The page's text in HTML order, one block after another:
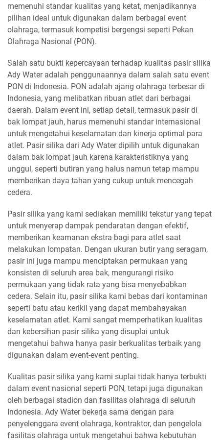
memenuhi standar kualitas yang ketat, menjadikannya
pilihan ideal untuk digunakan dalam berbagai event
olahraga, termasuk kompetisi bergengsi seperti Pekan
Olahraga Nasional (PON).
Salah satu bukti kepercayaan terhadap kualitas pasir silika
Ady Water adalah penggunaannya dalam salah satu event
PON di Indonesia. PON adalah ajang olahraga terbesar di
Indonesia, yang melibatkan ribuan atlet dari berbagai
daerah. Dalam event ini, setiap detail, termasuk pasir di
bak lompat jauh, harus memenuhi standar internasional
untuk mengetahui keselamatan dan kinerja optimal para
atlet. Pasir silika dari Ady Water dipilih untuk digunakan
dalam bak lompat jauh karena karakteristiknya yang
unggul, seperti butiran yang halus namun tetap mampu
memberikan daya tahan yang cukup untuk mencegah
cedera.
Pasir silika yang kami sediakan memiliki tekstur yang tepat
untuk menyerap dampak pendaratan dengan efektif,
memberikan keamanan ekstra bagi para atlet saat
melakukan lompatan. Dengan ukuran butir yang seragam,
pasir ini juga mampu menciptakan permukaan yang
konsisten di seluruh area bak, mengurangi risiko
permukaan yang tidak rata yang bisa menyebabkan
cedera. Selain itu, pasir silika kami bebas dari kontaminan
seperti batu atau kerikil yang dapat membahayakan
keselamatan atlet. Kami sangat memperhatikan kualitas
dan kebersihan pasir silika yang disuplai untuk
mengetahui bahwa hanya pasir berkualitas terbaik yang
digunakan dalam event-event penting.
Kualitas pasir silika yang kami suplai tidak hanya terbukti
dalam event nasional seperti PON, tetapi juga digunakan
oleh berbagai stadion dan fasilitas olahraga di seluruh
Indonesia. Ady Water bekerja sama dengan para
penyelenggara event olahraga, kontraktor, dan pengelola
fasilitas olahraga untuk mengetahui bahwa kebutuhan